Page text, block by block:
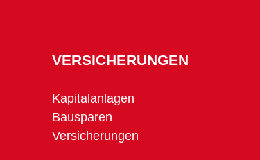
VERSICHERUNGEN
Kapitalanlagen
Bausparen
Versicherungen